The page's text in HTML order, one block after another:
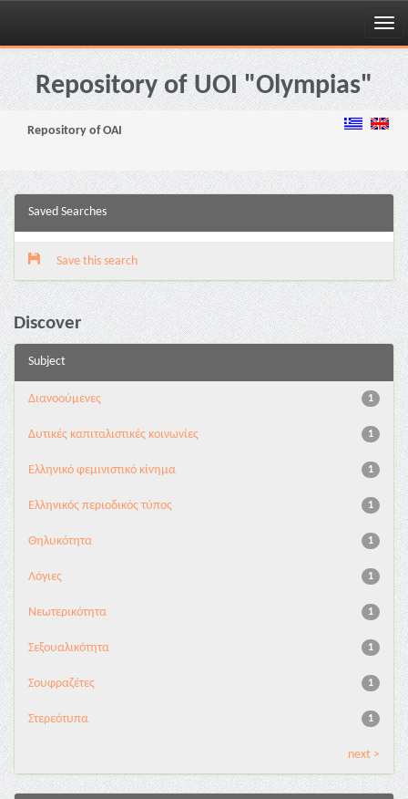
Skip
navigationRepository of UOI "Olympias"
Repository of OAI
Saved Searches
Save this search
Discover
Subject
1
Διανoούμενες
1
Δυτικές καπιταλιστικές κοινωνίες
1
Ελληνικό φεμινιστικό κίνημα
1
Ελληνικός περιοδικός τύπος
1
Θηλυκότητα
1
Λόγιες
1
Νεωτερικότητα
1
Σεξουαλικότητα
1
Σουφραζέτες
1
Στερεότυπα
next >